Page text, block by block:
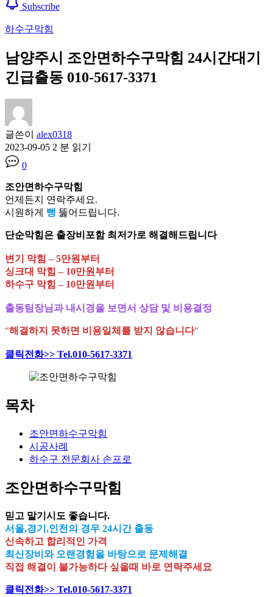
Subscribe
하수구막힘
남양주시 조안면하수구막힘 24시간대기
긴급출동 010-5617-3371
글쓴이 alex0318
2023-09-05 2 분 읽기
0
조안면하수구막힘
언제든지 연락주세요.
시원하게 뻥 뚫어드립니다.
단순막힘은 출장비포함 최저가로 해결해드립니다
변기 막힘 – 5만원부터
싱크대 막힘 – 10만원부터
하수구 막힘 – 10만원부터
출동팀장님과 내시경을 보면서 상담 및 비용결정
“해결하지 못하면 비용일체를 받지 않습니다“
클릭전화>> Tel.010-5617-3371
목차
조안면하수구막힘
시공사례
하수구 전문회사 손프로
조안면하수구막힘
믿고 맡기시도 좋습니다.
서울,경기,인천의 경우 24시간 출동
신속하고 합리적인 가격
최신장비와 오랜경험을 바탕으로 문제해결
직접 해결이 불가능하다 싶을때 바로 연락주세요
클릭전화>> Tel.010-5617-3371